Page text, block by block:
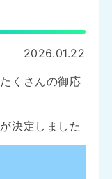
2026.01.22
くさんの御応
決定しました